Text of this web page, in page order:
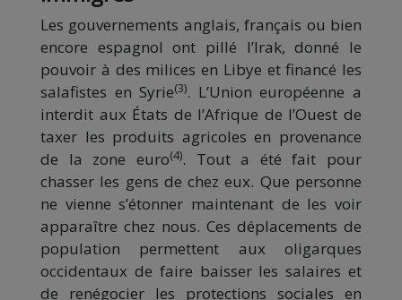
Les gouvernements anglais, français ou bien
encore espagnol ont pillé l’Irak, donné le
pouvoir à des milices en Libye et financé les
salafistes en Syrie(3). L’Union européenne a
interdit aux États de l’Afrique de l’Ouest de
taxer les produits agricoles en provenance
de la zone euro(4). Tout a été fait pour
chasser les gens de chez eux. Que personne
ne vienne s’étonner maintenant de les voir
apparaître chez nous. Ces déplacements de
population permettent aux oligarques
occidentaux de faire baisser les salaires et
de renégocier les protections sociales en